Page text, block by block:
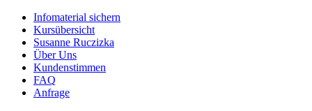
Infomaterial sichern
Kursübersicht
Susanne Ruczizka
Über Uns
Kundenstimmen
FAQ
Anfrage